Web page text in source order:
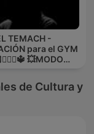
TEMACH -
para el GYM
💥MODO
de Cultura y